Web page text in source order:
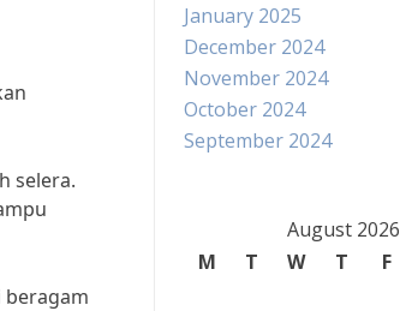
selera.
beragam
January 2025
December 2024
November 2024
October 2024
September 2024
August 2026
M
T W T F